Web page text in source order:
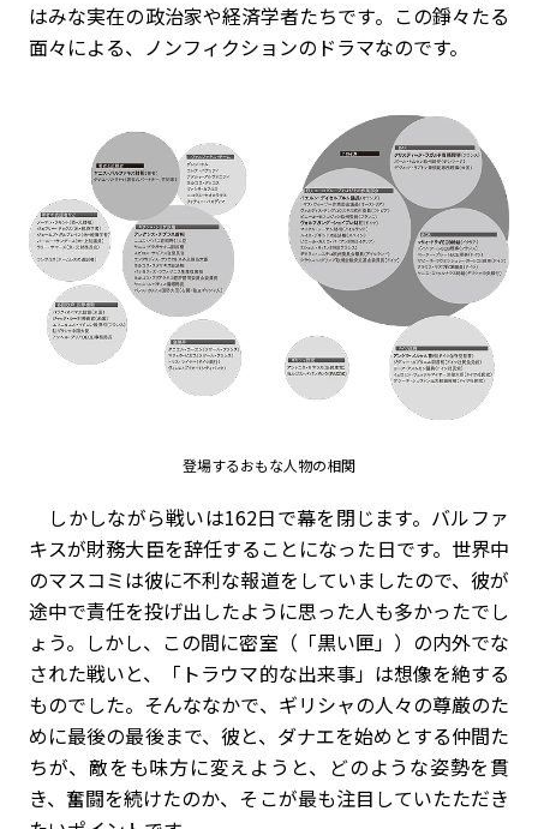
はみな実在の政治家や経済学者たちです。この錚々たる
面々による、ノンフィクションのドラマなのです。
登場するおもな人物の相関
しかしながら戦いは162日で幕を閉じます。バルファ
キスが財務大臣を辞任することになった日です。世界中
のマスコミは彼に不利な報道をしていましたので、彼が
途中で責任を投げ出したように思った人も多かったでし
ょう。しかし、この間に密室（「黒い匣」）の内外でな
された戦いと、「トラウマ的な出来事」は想像を絶する
ものでした。そんななかで、ギリシャの人々の尊厳のた
めに最後の最後まで、彼と、ダナエを始めとする仲間た
ちが、敵をも味方に変えようと、どのような姿勢を貫
き、奮闘を続けたのか、そこが最も注目していたただき